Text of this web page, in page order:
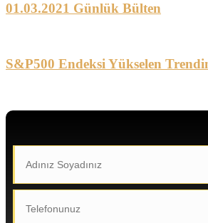
01.03.2021 Günlük Bülten
S&P500 Endeksi Yükselen